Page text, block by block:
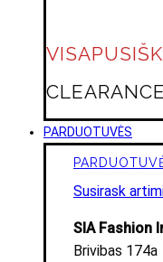
PARDUOTUVĖS
Susirask
SIA Fashion
Brivibas 174a